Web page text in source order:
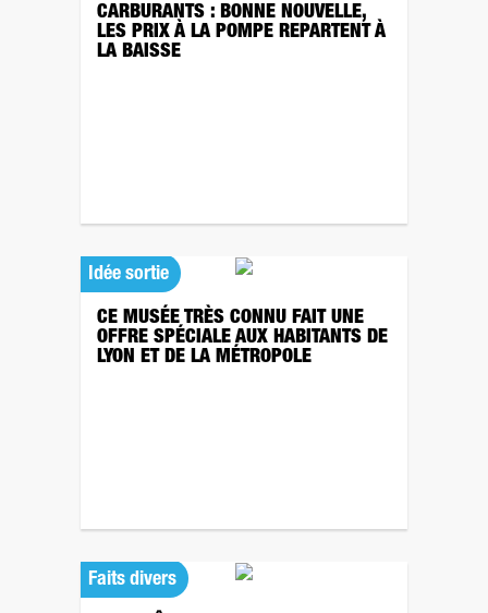
CARBURANTS : BONNE NOUVELLE,
LES PRIX À LA POMPE REPARTENT À
LA BAISSE
Idée sortie
CE MUSÉE TRÈS CONNU FAIT UNE
OFFRE SPÉCIALE AUX HABITANTS DE
LYON ET DE LA MÉTROPOLE
Faits divers